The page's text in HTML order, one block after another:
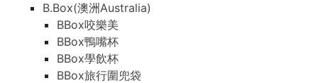
B.Box(澳洲Australia)
BBox咬樂美
BBox鴨嘴杯
BBox學飲杯
BBox旅行圍兜袋